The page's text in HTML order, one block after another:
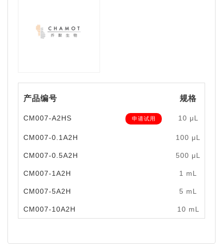
产品编号 规格
CM007-A2HS 申请试用 10 μL
CM007-0.1A2H 100 μL
CM007-0.5A2H 500 μL
CM007-1A2H 1 mL
CM007-5A2H 5 mL
CM007-10A2H 10 mL